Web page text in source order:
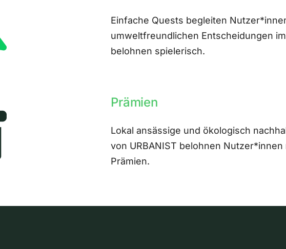
Einfache Quests begleiten
umweltfreundlichen Entscheidungen
belohnen spielerisch.
Prämien
Lokal ansässige und ökologisch
von URBANIST belohnen
Prämien.